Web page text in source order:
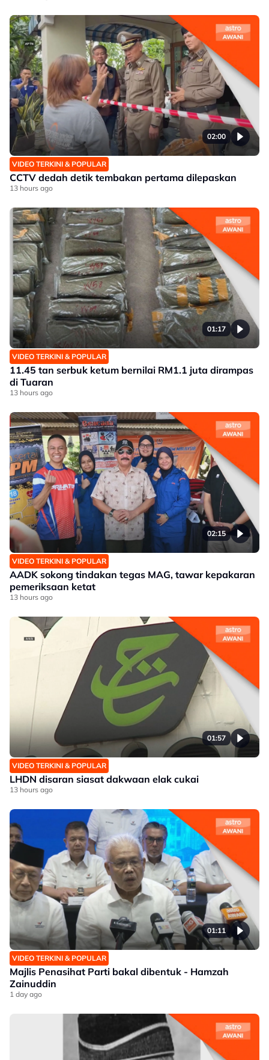
02:00
VIDEO TERKINI & POPULAR
CCTV dedah detik tembakan pertama dilepaskan
13 hours ago
01:17
VIDEO TERKINI & POPULAR
11.45 tan serbuk ketum bernilai RM1.1 juta dirampas
di Tuaran
13 hours ago
02:15
VIDEO TERKINI & POPULAR
AADK sokong tindakan tegas MAG, tawar kepakaran
pemeriksaan ketat
13 hours ago
01:57
VIDEO TERKINI & POPULAR
LHDN disaran siasat dakwaan elak cukai
13 hours ago
01:11
VIDEO TERKINI & POPULAR
Majlis Penasihat Parti bakal dibentuk - Hamzah
Zainuddin
1 day ago